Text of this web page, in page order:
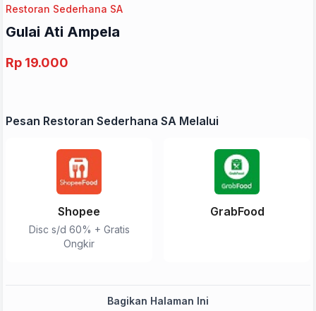
Restoran Sederhana SA
Gulai Ati Ampela
Rp 19.000
Pesan Restoran Sederhana SA Melalui
Shopee
Disc s/d 60% + Gratis
Ongkir
GrabFood
Bagikan Halaman Ini